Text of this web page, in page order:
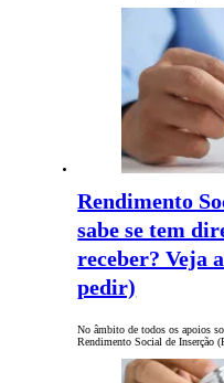
Rendimento
sabe se tem
receber? Veja
pedir)
No âmbito de todos os apoios
Rendimento Social de Inserção